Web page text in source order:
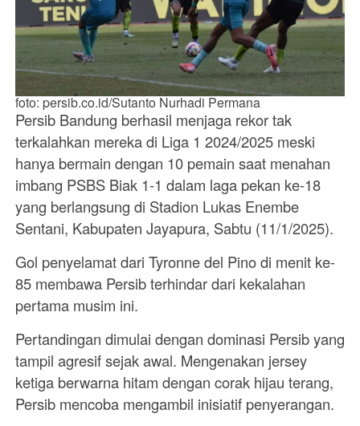
foto: persib.co.id/Sutanto Nurhadi Permana
Persib Bandung berhasil menjaga rekor tak
terkalahkan mereka di Liga 1 2024/2025 meski
hanya bermain dengan 10 pemain saat menahan
imbang PSBS Biak 1-1 dalam laga pekan ke-18
yang berlangsung di Stadion Lukas Enembe
Sentani, Kabupaten Jayapura, Sabtu (11/1/2025).
Gol penyelamat dari Tyronne del Pino di menit ke-
85 membawa Persib terhindar dari kekalahan
pertama musim ini.
Pertandingan dimulai dengan dominasi Persib yang
tampil agresif sejak awal. Mengenakan jersey
ketiga berwarna hitam dengan corak hijau terang,
Persib mencoba mengambil inisiatif penyerangan.